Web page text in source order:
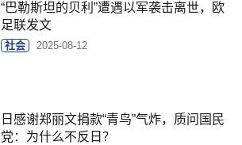
“巴勒斯坦的贝利”遭遇以军袭击离世，欧
足联发文
社会 2025-08-12
日感谢郑丽文捐款“青鸟”气炸，质问国民
党：为什么不反日？